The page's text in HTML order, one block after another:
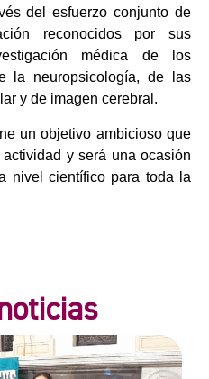
del esfuerzo conjunto de
reconocidos por sus
médica de los
la neuropsicología, de las
y de imagen cerebral.
un objetivo ambicioso que
y será una ocasión
nivel científico para toda la